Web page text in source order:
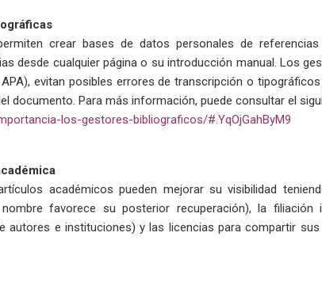
crear bases de datos personales de referencias
desde cualquier página o su introducción manual. Los
evitan posibles errores de transcripción o
documento. Para más información, puede consultar el
los-gestores-bibliograficos/#.YqOjGahByM9
académicos pueden mejorar su visibilidad
favorece su posterior recuperación), la filiación
autores e instituciones) y las licencias para compartir